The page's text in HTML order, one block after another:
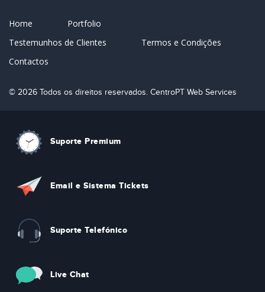
Home
Portfolio
Testemunhos de Clientes
Termos e Condições
Contactos
© 2026 Todos os direitos reservados. CentroPT Web Services
Suporte Premium
Email e Sistema Tickets
Suporte Telefónico
Live Chat